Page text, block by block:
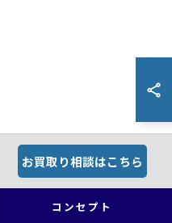
お買取り相談はこちら
コンセプト